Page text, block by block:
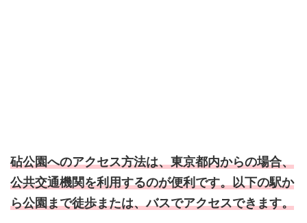
砧公園へのアクセス方法は、東京都内からの場合、
公共交通機関を利用するのが便利です。以下の駅か
ら公園まで徒歩または、バスでアクセスできます。